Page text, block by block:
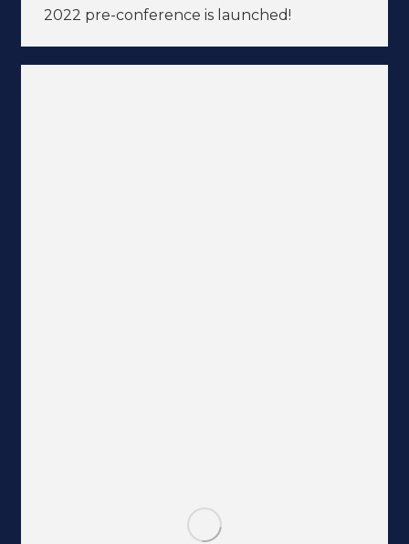
2022 pre-conference is launched!